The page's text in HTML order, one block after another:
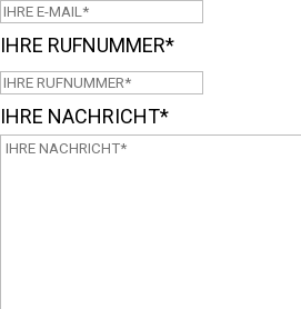
IHRE RUFNUMMER*
IHRE NACHRICHT*